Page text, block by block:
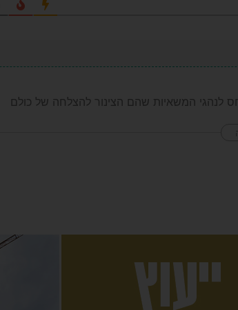
לנהגי המשאיות שהם הצינור להצלחה של כולם